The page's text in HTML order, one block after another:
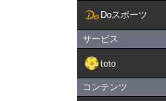
Doスポーツ
サービス
toto
コンテンツ